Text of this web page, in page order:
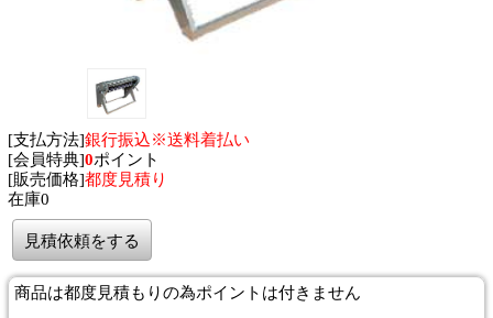
[支払方法]銀行振込※送料着払い
[会員特典]0ポイント
[販売価格]都度見積り
在庫0
見積依頼をする
商品は都度見積もりの為ポイントは付きません